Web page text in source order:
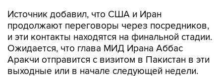
Источник добавил, что США и Иран
продолжают переговоры через посредников,
и эти контакты находятся на финальной стадии.
Ожидается, что глава МИД Ирана Аббас
Аракчи отправится с визитом в Пакистан в эти
выходные или в начале следующей недели.